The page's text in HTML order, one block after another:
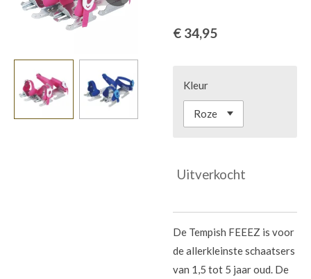
€ 34,95
Kleur
Uitverkocht
De Tempish FEEEZ is voor
de allerkleinste schaatsers
van 1,5 tot 5 jaar oud. De